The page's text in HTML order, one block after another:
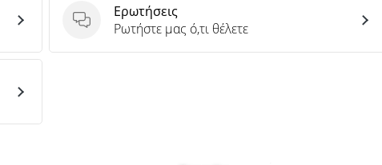
Ερωτήσεις
Ερωτήσεις
Ρωτήστε μας ό,τι θέλετε